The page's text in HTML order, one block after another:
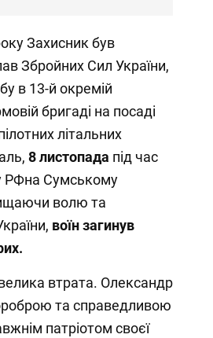
Захисник був
Збройних Сил України,
в 13-й окремій
бригаді на посаді
літальних
8 листопада під час
РФна Сумському
волю та
воїн загинув
втрата. Олександр
та справедливою
патріотом своєї